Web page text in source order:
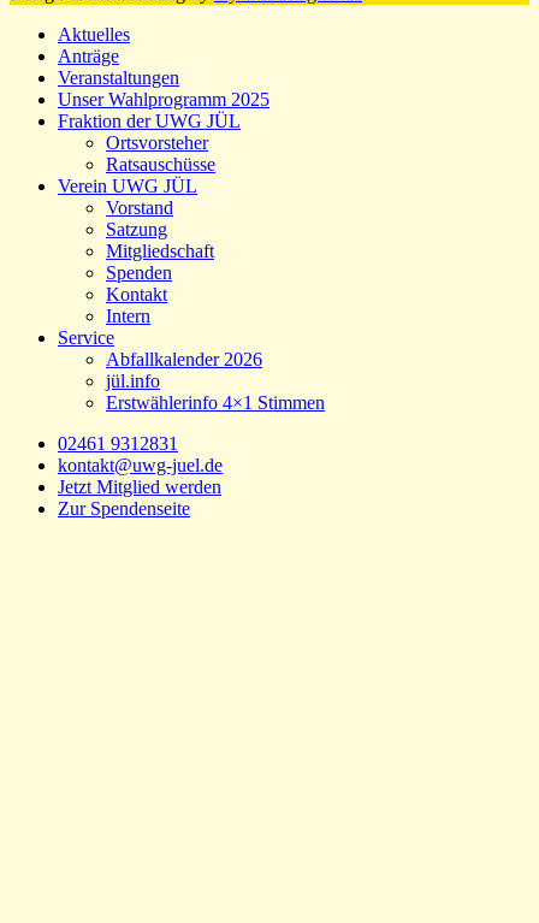
Aktuelles
Anträge
Veranstaltungen
Unser Wahlprogramm 2025
Fraktion der UWG JÜL
Ortsvorsteher
Ratsauschüsse
Verein UWG JÜL
Vorstand
Satzung
Mitgliedschaft
Spenden
Kontakt
Intern
Service
Abfallkalender 2026
jül.info
Erstwählerinfo 4×1 Stimmen
02461 9312831
kontakt@uwg-juel.de
Jetzt Mitglied werden
Zur Spendenseite